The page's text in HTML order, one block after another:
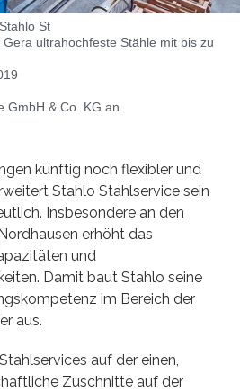
St
ultrahochfeste Stähle mit bis zu
GmbH & Co. KG an.
künftig noch flexibler und
Stahlo Stahlservice sein
Insbesondere an den
erhöht das
und
Damit baut Stahlo seine
im Bereich der
aus.
auf der einen,
Zuschnitte auf der